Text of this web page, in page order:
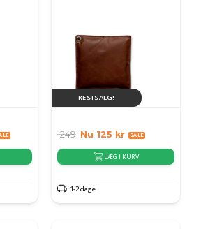
RESTSALG!
249 Nu 125 kr
LÆG I KURV
1-2 dage